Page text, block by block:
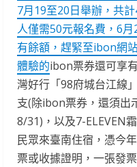
7月19至20日舉辦，共
人僅需50元報名費，6
有餘額，趕緊至ibon網
體驗的ibon票券還可享
灣好行「98府城台江線
支(除ibon票券，還須出
8/31)，以及7-ELEVEN
民眾來臺南住宿，憑今
票或收據證明，一張發